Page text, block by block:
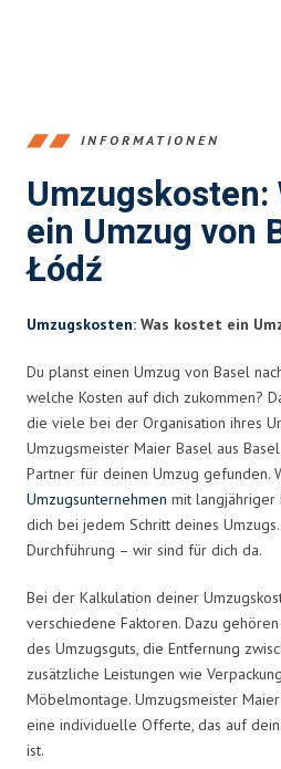
INFORMATIONEN
ein Umzug von
Łódź
Umzugskosten: Was kostet ein
Du planst einen Umzug von Basel
welche Kosten auf dich zukommen?
die viele bei der Organisation ihres
Umzugsmeister Maier Basel aus
Partner für deinen Umzug gefunden.
Umzugsunternehmen mit langjähriger
dich bei jedem Schritt deines
Durchführung – wir sind für dich da.
Bei der Kalkulation deiner
verschiedene Faktoren. Dazu
des Umzugsguts, die Entfernung
zusätzliche Leistungen wie
Möbelmontage. Umzugsmeister
eine individuelle Offerte, das auf
ist.